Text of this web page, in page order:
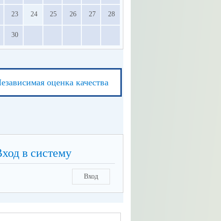
23 24 25 26 27 28
30
оценка качества
в систему
Вход